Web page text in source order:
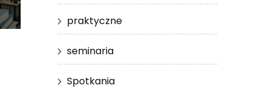
praktyczne
seminaria
Spotkania